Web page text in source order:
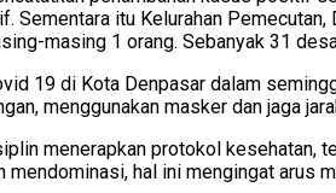
itu Kelurahan Pemecutan,
masing 1 orang. Sebanyak 31
19 di Kota Denpasar dalam
menggunakan masker dan jaga
menerapkan protokol kesehatan,
mendominasi, hal ini mengingat